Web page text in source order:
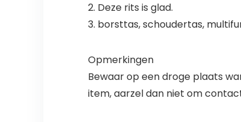
2. Deze rits is glad.
3. borsttas, schoudertas,
Opmerkingen
Bewaar op een droge plaats
item, aarzel dan niet om